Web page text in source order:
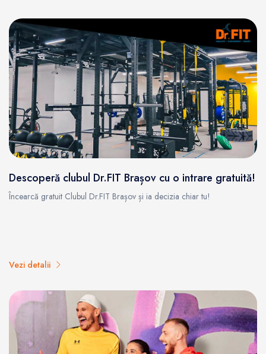
Descoperă clubul Dr.FIT Brașov cu o intrare gratuită!
Încearcă gratuit Clubul Dr.FIT Brașov și ia decizia chiar tu!
Vezi detalii